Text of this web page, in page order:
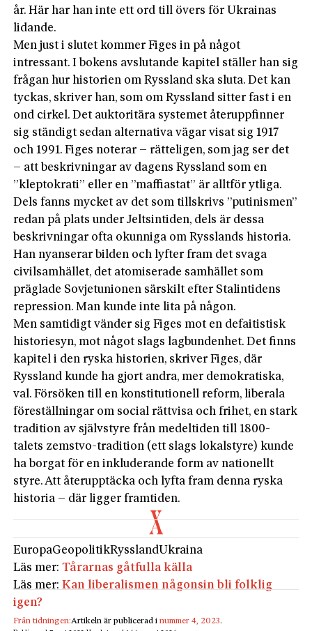
år. Här har han inte ett ord till övers för Ukrainas
lidande.
Men just i slutet kommer Figes in på något
intressant. I bokens avslutande kapitel ställer han sig
frågan hur historien­ om Ryssland ska sluta. Det kan
tyckas, skriver han, som om Ryssland sitter fast i en
ond cirkel. Det auktoritära systemet återuppfinner
sig ständigt sedan alternativa vägar visat sig 1917
och 1991. Figes noterar – rätteligen, som jag ser det
– att beskrivningar av dagens Ryssland som en
”kleptokrati” eller en ”maffiastat” är alltför ytliga.
Dels fanns mycket av det som tillskrivs ”putinismen”
redan på plats under Jeltsintiden, dels är dessa
beskrivningar ofta okunniga om Rysslands historia.
Han nyanserar bilden och lyfter fram det svaga
civilsamhället, det atomiserade samhället som
präglade Sovjetunionen särskilt efter Stalintidens
repression. Man kunde inte lita på någon.
Men samtidigt vänder sig Figes mot en defaitistisk
historiesyn, mot något slags lagbundenhet. Det finns
kapitel i den ryska historien, skriver Figes, där
Ryssland kunde ha gjort andra, mer demokratiska,
val. Försöken till en konstitutionell reform, liberala
föreställningar om social rättvisa och frihet, en stark
tradition av självstyre från me­deltiden till 1800-
talets zemstvo-tradition (ett slags lokalstyre) kunde
ha borgat för en inkluderande form av nationellt
styre. Att återupptäcka och lyfta fram denna ryska
hi­storia – där ligger framtiden.
EuropaGeopolitikRysslandUkraina
Läs mer:Tårarnas gåtfulla källa
Läs mer:Kan liberalismen någonsin bli folklig
igen?
Från tidningen:Artikeln är publicerad inummer 4, 2023.